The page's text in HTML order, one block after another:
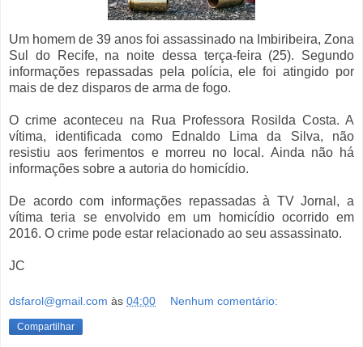
Um homem de 39 anos foi assassinado na Imbiribeira, Zona
Sul do Recife, na noite dessa terça-feira (25). Segundo
informações repassadas pela polícia, ele foi atingido por
mais de dez disparos de arma de fogo.
O crime aconteceu na Rua Professora Rosilda Costa. A
vítima, identificada como Ednaldo Lima da Silva, não
resistiu aos ferimentos e morreu no local. Ainda não há
informações sobre a autoria do homicídio.
De acordo com informações repassadas à TV Jornal, a
vítima teria se envolvido em um homicídio ocorrido em
2016. O crime pode estar relacionado ao seu assassinato.
JC
dsfarol@gmail.com às 04:00 Nenhum comentário:
Compartilhar